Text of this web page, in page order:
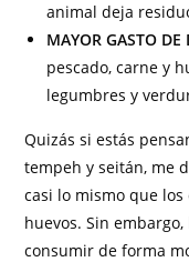
animal deja
MAYOR GASTO DE
pescado, carne y
legumbres y
Quizás si estás
tempeh y seitán, me
casi lo mismo que
huevos. Sin
consumir de forma